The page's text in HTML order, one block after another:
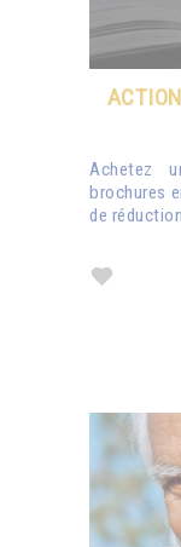
Achetez
brochures
de